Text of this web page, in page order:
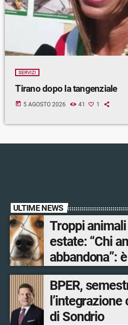
SERVIZI
Tirano dopo la tangenziale
today 5 AGOSTO 2026 41 1
ULTIME NEWS
Troppi
estate: “Chi ama non
abbandona”:
Sistemi verdi
Lombardia
BPER,
di Sondrio